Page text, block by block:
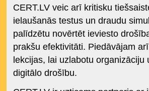
CERT.LV veic arī kritisku
ielaušanās testus un draudu
palīdzētu novērtēt ieviesto
prakšu efektivitāti. Piedāvājam
lekcijas, lai uzlabotu organizāciju
digitālo drošību.